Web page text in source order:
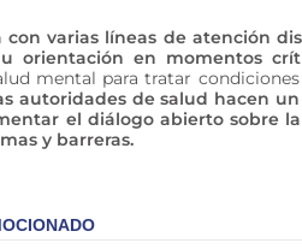
varias líneas de atención
orientación en momentos
mental para tratar
autoridades de salud hacen
el diálogo abierto sobre
y barreras.